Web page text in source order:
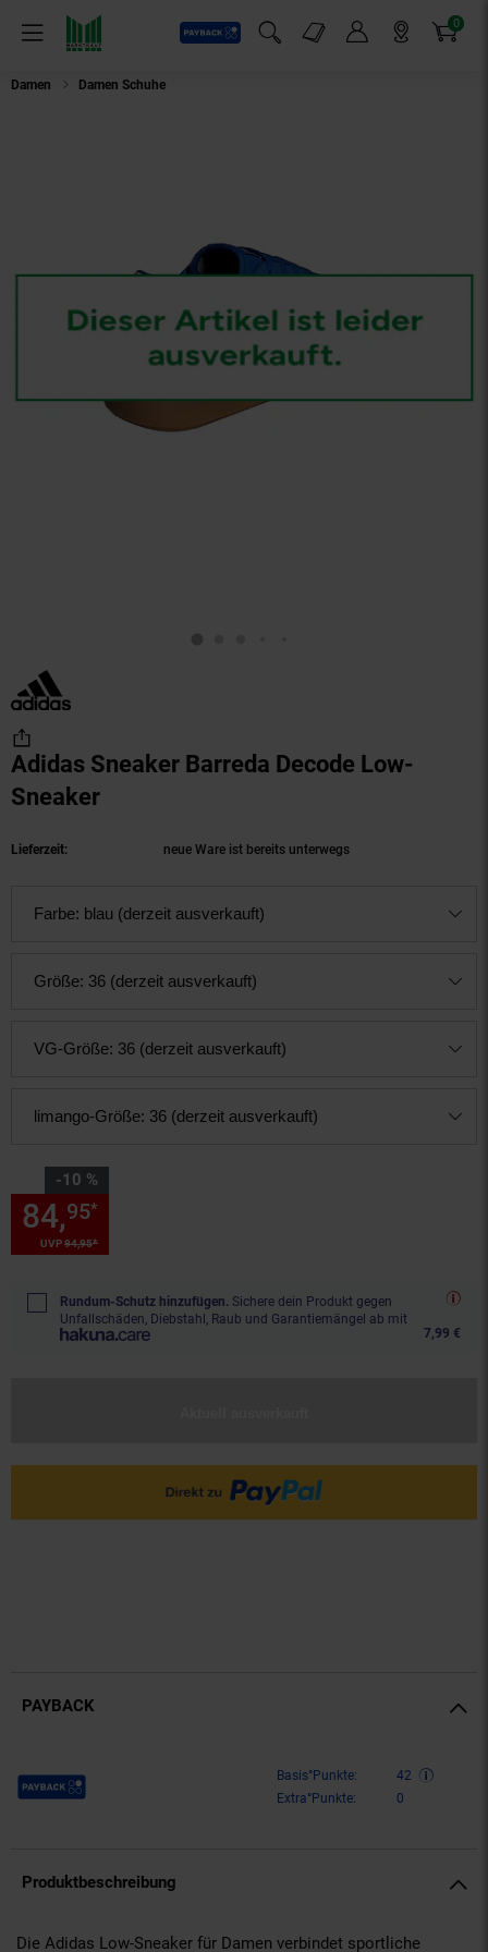
Menü
Payback
Suchfeld einblenden
Markt-Angebote 0
Artikel
Damen Damen Schuhe
Adidas Sneaker Barreda Decode Low-
Sneaker
Lieferzeit: neue Ware ist bereits unterwegs
Farbe: blau (derzeit ausverkauft)
Größe: 36 (derzeit ausverkauft)
VG-Größe: 36 (derzeit ausverkauft)
limango-Größe: 36 (derzeit ausverkauft)
-10 %
Sie Sparen 10 Prozent,
UVP94,95*
84,95*
Rundum-Schutz hinzufügen. Sichere dein Produkt gegen
Unfallschäden, Diebstahl, Raub und Garantiemängel ab mit
7,99 €
PAYBACK
Payback Punkte Basis°Punkte:
42
Extra°Punkte:
0
Produktbeschreibung
Die Adidas Low-Sneaker für Damen verbindet sportliche